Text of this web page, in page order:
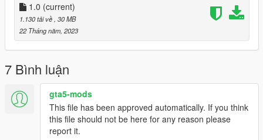
1.0 (current)
1.130 tải về , 30 MB
22 Tháng năm, 2023
7 Bình luận
gta5-mods
This file has been approved automatically. If you think
this file should not be here for any reason please
report it.